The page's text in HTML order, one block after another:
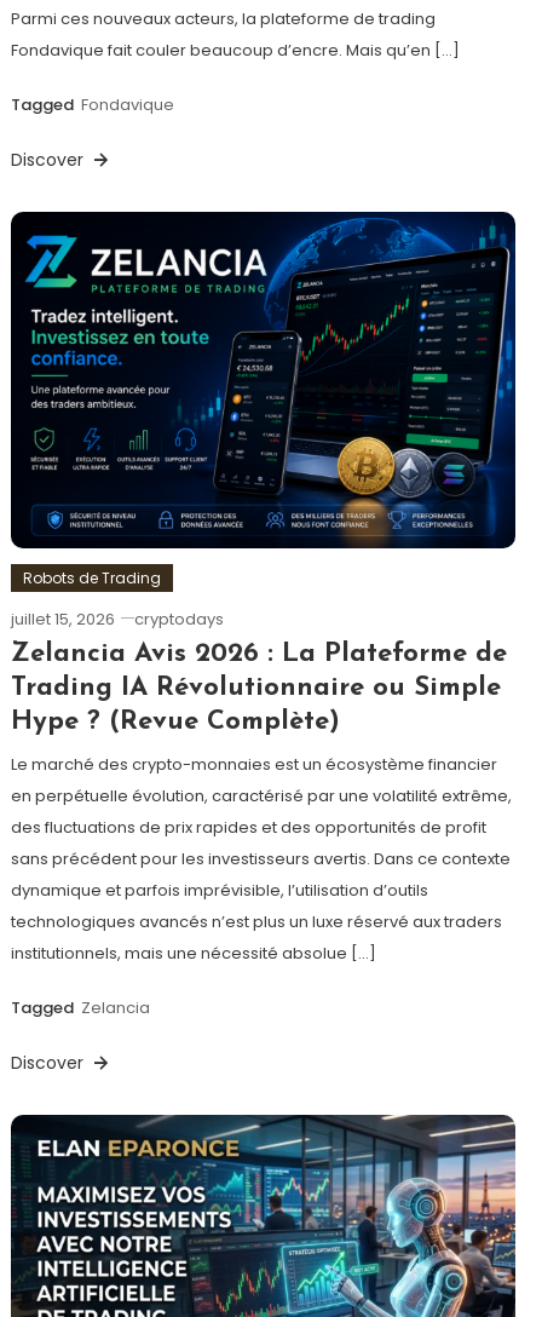
Parmi ces nouveaux acteurs, la plateforme de trading
Fondavique fait couler beaucoup d’encre. Mais qu’en […]
Tagged Fondavique
Discover
Robots de Trading
juillet 15, 2026 cryptodays
Zelancia Avis 2026 : La Plateforme de
Trading IA Révolutionnaire ou Simple
Hype ? (Revue Complète)
Le marché des crypto-monnaies est un écosystème financier
en perpétuelle évolution, caractérisé par une volatilité extrême,
des fluctuations de prix rapides et des opportunités de profit
sans précédent pour les investisseurs avertis. Dans ce contexte
dynamique et parfois imprévisible, l’utilisation d’outils
technologiques avancés n’est plus un luxe réservé aux traders
institutionnels, mais une nécessité absolue […]
Tagged Zelancia
Discover